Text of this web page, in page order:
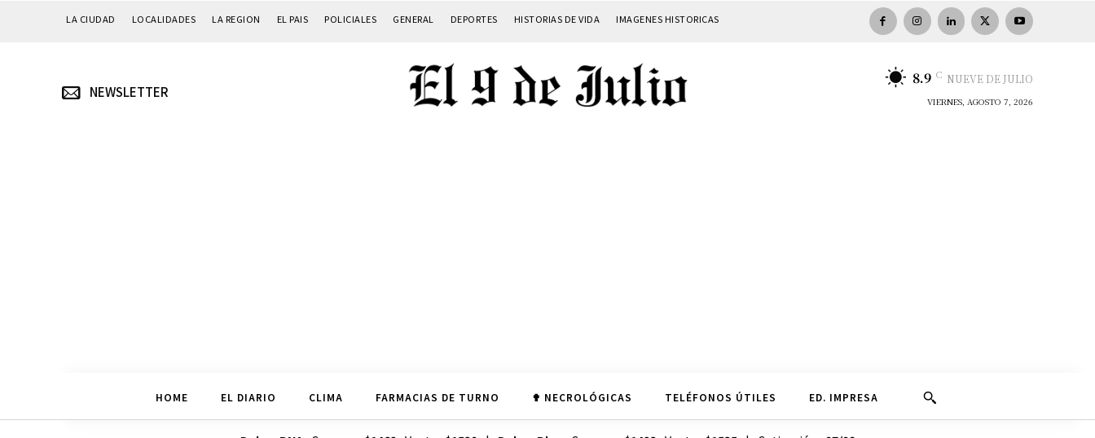
LA CIUDAD LOCALIDADES LA REGION EL PAIS POLICIALES GENERAL DEPORTES HISTORIAS DE VIDA IMAGENES HISTORICAS
NEWSLETTER
8.9 C NUEVE DE JULIO
VIERNES, AGOSTO 7, 2026
HOME EL DIARIO CLIMA FARMACIAS DE TURNO ✟ NECROLÓGICAS TELÉFONOS ÚTILES ED. IMPRESA